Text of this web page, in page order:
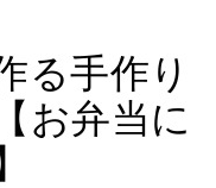
る手作り
お弁当に